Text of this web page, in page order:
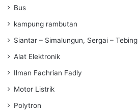
Bus
kampung rambutan
Siantar – Simalungun, Sergai – Tebing
Alat Elektronik
Ilman Fachrian Fadly
Motor Listrik
Polytron